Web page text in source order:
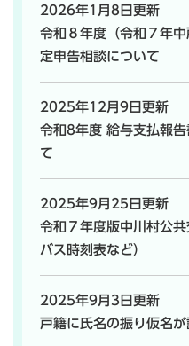
2026年1月8日更新
令和８年度（令和７年
定申告相談について
2025年12月9日更新
令和8年度 給与支払報
て
2025年9月25日更新
令和７年度版中川村公
バス時刻表など）
2025年9月3日更新
戸籍に氏名の振り仮名